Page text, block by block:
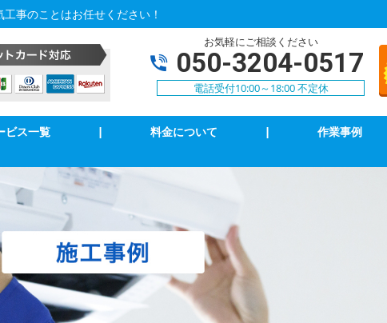
事のことはお任せください！
お気軽にご相談ください
050-3204-0517
電話受付10:00～18:00 不定休
ビス一覧
TVアンテナ修理・取付
インターホン
付 スイッチ修理・取付
漏電調査・修理
4k・8k受信工事
| 料金について | 作業事例